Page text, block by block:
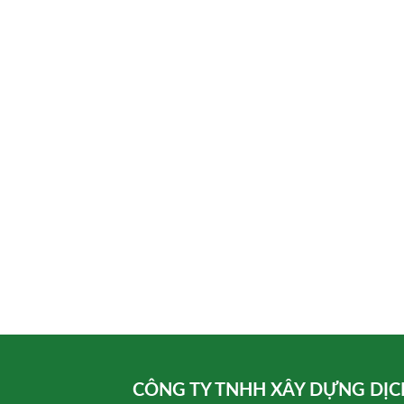
CÔNG TY TNHH XÂY DỰNG